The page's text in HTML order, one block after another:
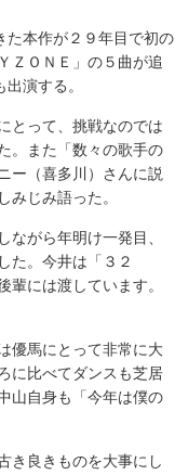
た本作が２９年目で初の
ＺＯＮＥ」の５曲が追
演する。
とって、挑戦なのでは
。また「数々の歌手の
ー（喜多川）さんに説
じみ語った。
がら年明け一発目、
た。今井は「３２
輩には渡しています。
優馬にとって非常に大
に比べてダンスも芝居
山自身も「今年は僕の
き良きものを大事にし